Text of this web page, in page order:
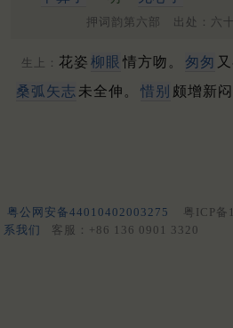
押词韵第六部 出处：六十
生上： 花姿 柳眼 情方吻。 匆匆
桑弧矢志 未全伸。 惜别 颇增新闷
粤公网安备44010402003275 粤ICP备
系我们
客服：+86 136 0901 3320